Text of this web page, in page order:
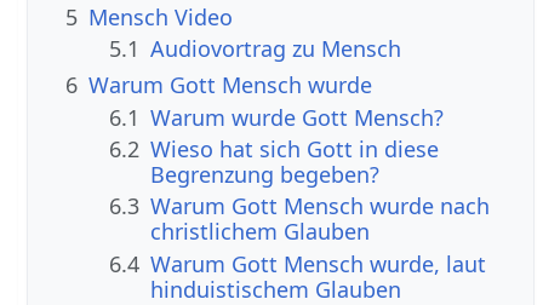
5 Mensch Video
5.1 Audiovortrag zu Mensch
6 Warum Gott Mensch wurde
6.1 Warum wurde Gott Mensch?
6.2 Wieso hat sich Gott in diese
Begrenzung begeben?
6.3 Warum Gott Mensch wurde nach
christlichem Glauben
6.4 Warum Gott Mensch wurde, laut
hinduistischem Glauben